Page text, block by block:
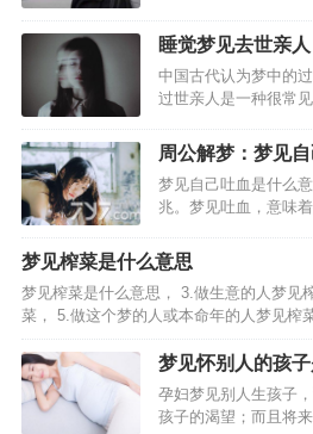
的关于梦见杀人和被
全。从周公解梦而言
人，代表做做梦的人…
睡觉梦见去世亲
事
中国古代认为梦中的
过世亲人是一种很常
他人给出的暗示。有
一般跟自己生活在一
的往事，梦见…
周公解梦：梦见
梦见自己吐血是什么
兆。梦见吐血，意味
的。梦见自己吐血，
口吐血:此梦预示着工
议你不必太担忧，事…
梦见榨菜是什么意思
梦见榨菜是什么意思， 3.做生意的人梦见
菜， 5.做这个梦的人或本命年的人梦见榨
梦见榨菜的相关周公解梦。 1.梦见餐桌上
示了你近期对健康饮食的渴望…
梦见怀别人的孩
孕妇梦见别人生孩子
孩子的渴望；而且将